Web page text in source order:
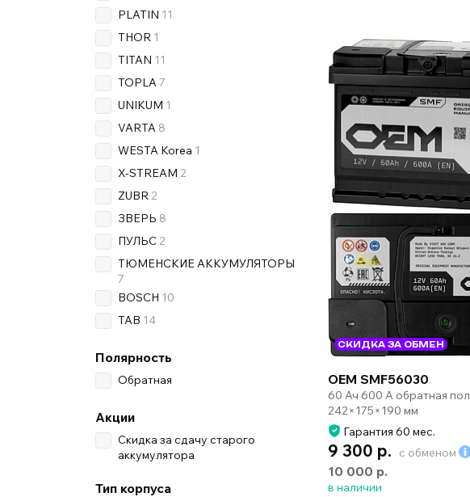
PLATIN 11
THOR 1
TITAN 11
TOPLA 7
UNIKUM 1
VARTA 8
WESTA Korea 1
X-STREAM 2
ZUBR 2
ЗВЕРЬ 8
ПУЛЬС 2
ТЮМЕНСКИЕ АККУМУЛЯТОРЫ
7
BOSCH 10
TAB 14
Полярность
Обратная
Акции
Скидка за сдачу старого
аккумулятора
Тип корпуса
СКИДКА ЗА ОБМЕН
OEM SMF56030
60 Ач 600 А обратная
242×175×190 мм
Гарантия 60 мес.
9 300 р. с обменом
10 000 р.
в наличии